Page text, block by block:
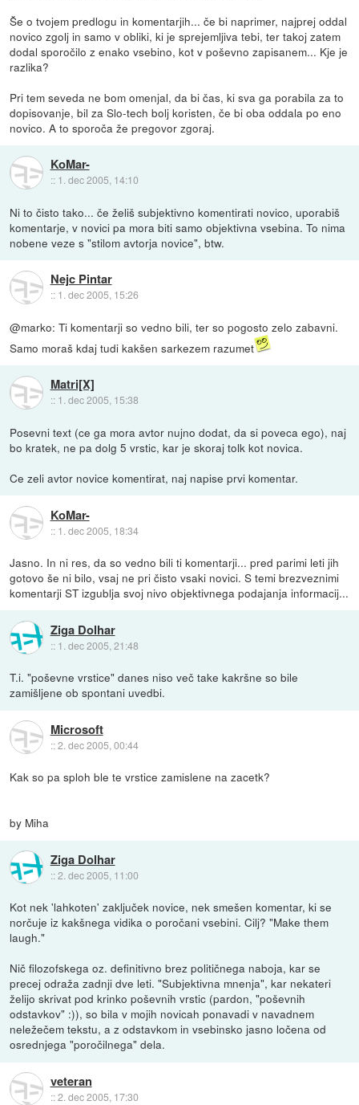
Še o tvojem predlogu in komentarjih... če bi naprimer, najprej oddal
novico zgolj in samo v obliki, ki je sprejemljiva tebi, ter takoj zatem
dodal sporočilo z enako vsebino, kot v poševno zapisanem... Kje je
razlika?
Pri tem seveda ne bom omenjal, da bi čas, ki sva ga porabila za to
dopisovanje, bil za Slo-tech bolj koristen, če bi oba oddala po eno
novico. A to sporoča že pregovor zgoraj.
KoMar-
:: 1. dec 2005, 14:10
Ni to čisto tako... če želiš subjektivno komentirati novico, uporabiš
komentarje, v novici pa mora biti samo objektivna vsebina. To nima
nobene veze s "stilom avtorja novice", btw.
Nejc Pintar
:: 1. dec 2005, 15:26
@marko: Ti komentarji so vedno bili, ter so pogosto zelo zabavni.
Samo moraš kdaj tudi kakšen sarkezem razumet
Matri[X]
:: 1. dec 2005, 15:38
Posevni text (ce ga mora avtor nujno dodat, da si poveca ego), naj
bo kratek, ne pa dolg 5 vrstic, kar je skoraj tolk kot novica.
Ce zeli avtor novice komentirat, naj napise prvi komentar.
KoMar-
:: 1. dec 2005, 18:34
Jasno. In ni res, da so vedno bili ti komentarji... pred parimi leti jih
gotovo še ni bilo, vsaj ne pri čisto vsaki novici. S temi brezveznimi
komentarji ST izgublja svoj nivo objektivnega podajanja informacij...
Ziga Dolhar
:: 1. dec 2005, 21:48
T.i. "poševne vrstice" danes niso več take kakršne so bile
zamišljene ob spontani uvedbi.
Microsoft
::2. dec 2005, 00:44
Kak so pa sploh ble te vrstice zamislene na zacetk?
by Miha
Ziga Dolhar
::2. dec 2005, 11:00
Kot nek 'lahkoten' zaključek novice, nek smešen komentar, ki se
norčuje iz kakšnega vidika o poročani vsebini. Cilj? "Make them
laugh."
Nič filozofskega oz. definitivno brez političnega naboja, kar se
precej odraža zadnji dve leti. "Subjektivna mnenja", kar nekateri
želijo skrivat pod krinko poševnih vrstic (pardon, "poševnih
odstavkov" :)), so bila v mojih novicah ponavadi v navadnem
neležečem tekstu, a z odstavkom in vsebinsko jasno ločena od
osrednjega "poročilnega" dela.
veteran
::2. dec 2005, 17:30